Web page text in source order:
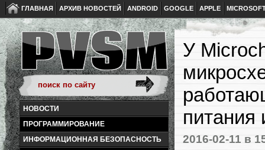
ГЛАВНАЯ АРХИВ НОВОСТЕЙ ANDROID GOOGLE APPLE
НОВОСТИ
ПРОГРАММИРОВАНИЕ
ИНФОРМАЦИОННАЯ БЕЗОПАСНОСТЬ
У
питания
2016-02-11 в